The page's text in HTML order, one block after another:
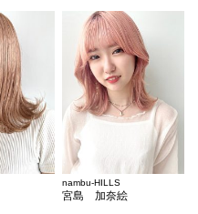
nambu-HILLS
宮島 加奈絵